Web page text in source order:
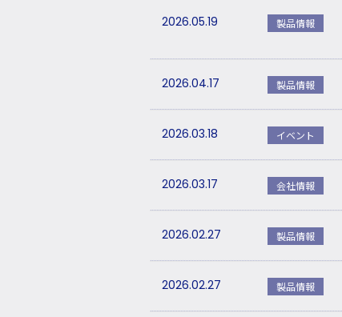
2026.05.19 製品情報
2026.04.17 製品情報
2026.03.18 イベント
2026.03.17 会社情報
2026.02.27 製品情報
2026.02.27 製品情報